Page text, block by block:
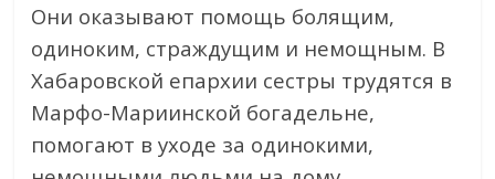
Они оказывают помощь болящим,
одиноким, страждущим и немощным. В
Хабаровской епархии сестры трудятся в
Марфо-Мариинской богадельне,
помогают в уходе за одинокими,